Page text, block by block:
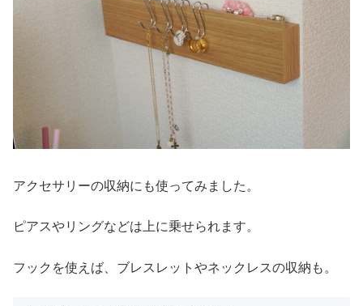
アクセサリーの収納にも使ってみました。
ピアスやリングなどは上に乗せられます。
フックを使えば、ブレスレットやネックレスの収納も。